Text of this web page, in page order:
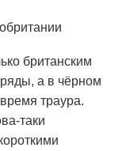
британским
а в чёрном
траура.
таки